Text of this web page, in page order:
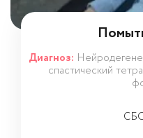
Диагноз:
спастический